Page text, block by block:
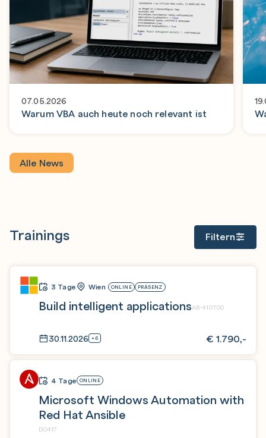
07.05.2026
Warum VBA auch heute noch relevant ist
Alle News
Trainings Filtern
3 Tage Wien ONLINE PRÄSENZ
Build intelligent applicationsAB-410T00
30.11.2026 +6 € 1.790,-
4 Tage ONLINE
Microsoft Windows Automation with
Red Hat Ansible
DO417